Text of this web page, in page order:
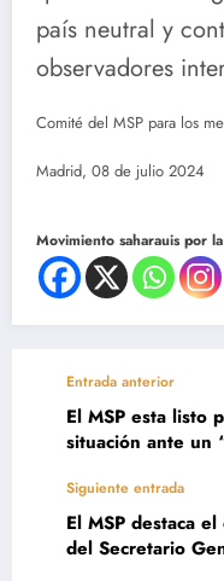
país neutral y
observadores
Comité del MSP para los
Madrid, 08 de julio 2024
Movimiento saharauis por
Entrada anterior
El MSP esta listo
situación ante un
Siguiente entrada
El MSP destaca
del Secretario